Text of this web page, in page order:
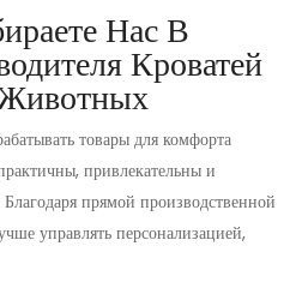
Нас В
Кроватей
товары для комфорта
привлекательны и
прямой производственной
управлять персонализацией,